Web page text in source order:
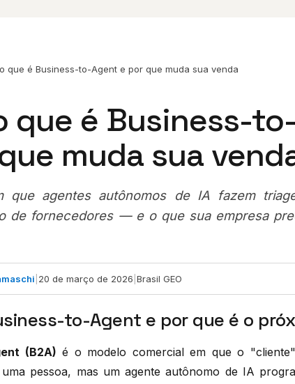
que é Business-to-Agent e por que muda sua venda
que é Business-
muda sua
que agentes autônomos de IA fazem
de fornecedores — e o que sua empresa
20 de março de 2026 Brasil GEO
to-Agent e por que é o
(B2A) é o modelo comercial em que o
pessoa, mas um agente autônomo de IA